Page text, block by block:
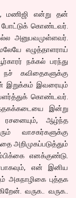
மணிஜி என்று தன்
போட்டுக் கொண்டவர்.
அனுபவமுள்ளவர்.
எழுத்தாளராய்
நக்கல் பரந்து
நச் கவிதைகளுக்கு
இறுக்கம் இவரையும்
கொண்டவர்.
இன்று
ரசனையும், ஆழ்ந்த
வாசகர்களுக்கு
அறிமுகப்படுத்தும்
எனக்குண்டு.
என் இனிய
அகநாழிகை புத்தக
வருக.. வருக..